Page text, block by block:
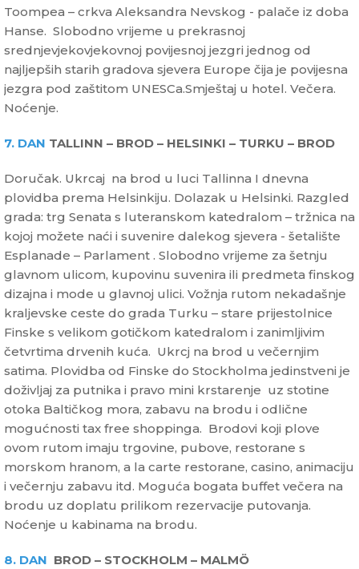
Toompea – crkva Aleksandra Nevskog - palače iz doba
Hanse. Slobodno vrijeme u prekrasnoj
srednjevjekovjekovnoj povijesnoj jezgri jednog od
najljepših starih gradova sjevera Europe čija je povijesna
jezgra pod zaštitom UNESCa.Smještaj u hotel. Večera.
Noćenje.
7. DAN TALLINN – BROD – HELSINKI – TURKU – BROD
Doručak. Ukrcaj na brod u luci Tallinna I dnevna
plovidba prema Helsinkiju. Dolazak u Helsinki. Razgled
grada: trg Senata s luteranskom katedralom – tržnica na
kojoj možete naći i suvenire dalekog sjevera - šetalište
Esplanade – Parlament . Slobodno vrijeme za šetnju
glavnom ulicom, kupovinu suvenira ili predmeta finskog
dizajna i mode u glavnoj ulici. Vožnja rutom nekadašnje
kraljevske ceste do grada Turku – stare prijestolnice
Finske s velikom gotičkom katedralom i zanimljivim
četvrtima drvenih kuća. Ukrcj na brod u večernjim
satima. Plovidba od Finske do Stockholma jedinstveni je
doživljaj za putnika i pravo mini krstarenje uz stotine
otoka Baltičkog mora, zabavu na brodu i odlične
mogućnosti tax free shoppinga. Brodovi koji plove
ovom rutom imaju trgovine, pubove, restorane s
morskom hranom, a la carte restorane, casino, animaciju
i večernju zabavu itd. Moguća bogata buffet večera na
brodu uz doplatu prilikom rezervacije putovanja.
Noćenje u kabinama na brodu.
8. DAN BROD – STOCKHOLM – MALMÖ